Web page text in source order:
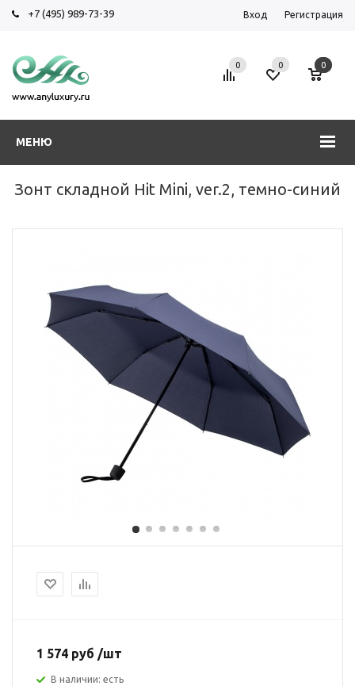
+7 (495) 989-73-39 Вход Регистрация
МЕНЮ
0 0 0
Зонт складной Hit Mini, ver.2, темно-синий
1 574 руб /шт
В наличии: есть